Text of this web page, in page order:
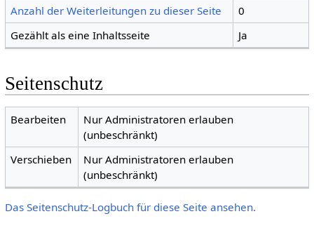
Anzahl der Weiterleitungen zu dieser Seite
0
Gezählt als eine Inhaltsseite
Ja
Seitenschutz
Bearbeiten
Nur Administratoren erlauben
(unbeschränkt)
Verschieben
Nur Administratoren erlauben
(unbeschränkt)
Das Seitenschutz-Logbuch für diese Seite ansehen.